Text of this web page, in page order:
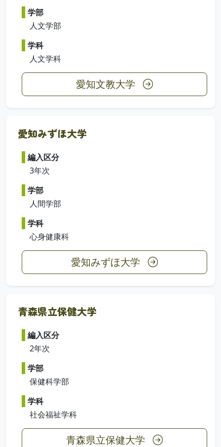
学部
人文学部
学科
人文学科
愛知文教大学
愛知みずほ大学
編入区分
3年次
学部
人間学部
学科
心身健康科
愛知みずほ大学
青森県立保健大学
編入区分
2年次
学部
保健科学部
学科
社会福祉学科
青森県立保健大学